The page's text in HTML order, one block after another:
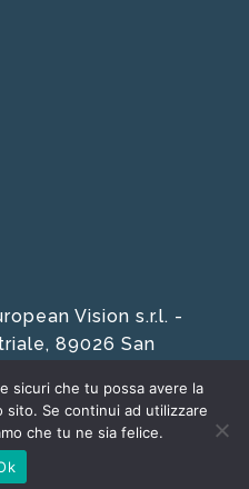
Vision s.r.l. -
89026 San
Serif Studio
sicuri che tu possa avere la
sito. Se continui ad utilizzare
che tu ne sia felice.